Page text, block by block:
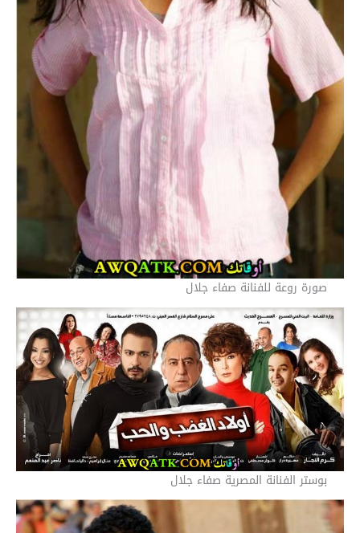
صورة روعة للفنانة صفاء جلال
بوستر الفنانة المصرية صفاء جلال